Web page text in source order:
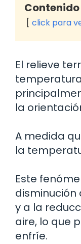
click para
El relieve
la
A medida
la
Este
y a la
aire, lo que
enfríe.